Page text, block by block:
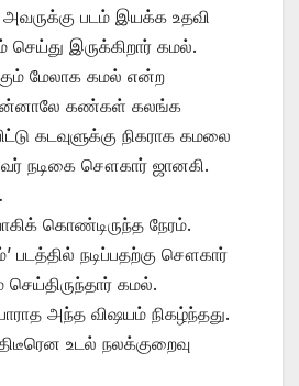
படம் இயக்க உதவி
செய்து இருக்கிறார் கமல்.
மேலாக கமல் என்ற
கண்கள் கலங்க
கடவுளுக்கு நிகராக கமலை
நடிகை சௌகார் ஜானகி.
கொண்டிருந்த நேரம்.
படத்தில் நடிப்பதற்கு சௌகார்
கமல்.
அந்த விஷயம் நிகழ்ந்தது.
உடல் நலக்குறைவு